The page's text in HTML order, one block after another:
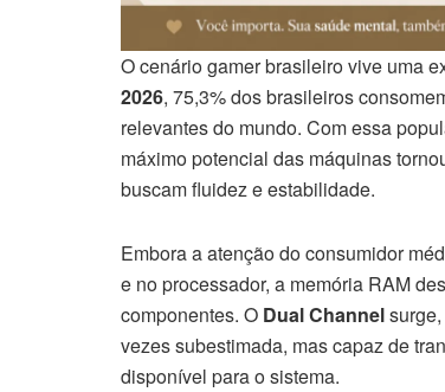
O cenário gamer brasileiro vive uma
2026, 75,3% dos brasileiros
relevantes do mundo. Com essa
máximo potencial das máquinas
buscam fluidez e estabilidade.
Embora a atenção do consumidor
e no processador, a memória RAM
componentes. O Dual Channel
vezes subestimada, mas capaz de
disponível para o sistema.